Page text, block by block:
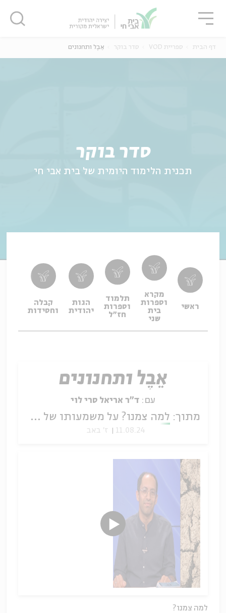
סדר בוקר
תכנית הלימוד היומית של בית אבי חי
דף הבית ספריית VOD סדר בוקר אֵבֶל ותחנונים
ראשי
מקרא
וספרות
בית
שני
תלמוד
וספרות
חז"ל
הגות
יהודית
קבלה
וחסידות
אֵבֶל ותחנונים
עם: ד"ר אריאל סרי לוי
מתוך: למה צמנו? על משמעותו של הצום במקרא
11.08.24 ז' באב
למה צמנו?
סגור